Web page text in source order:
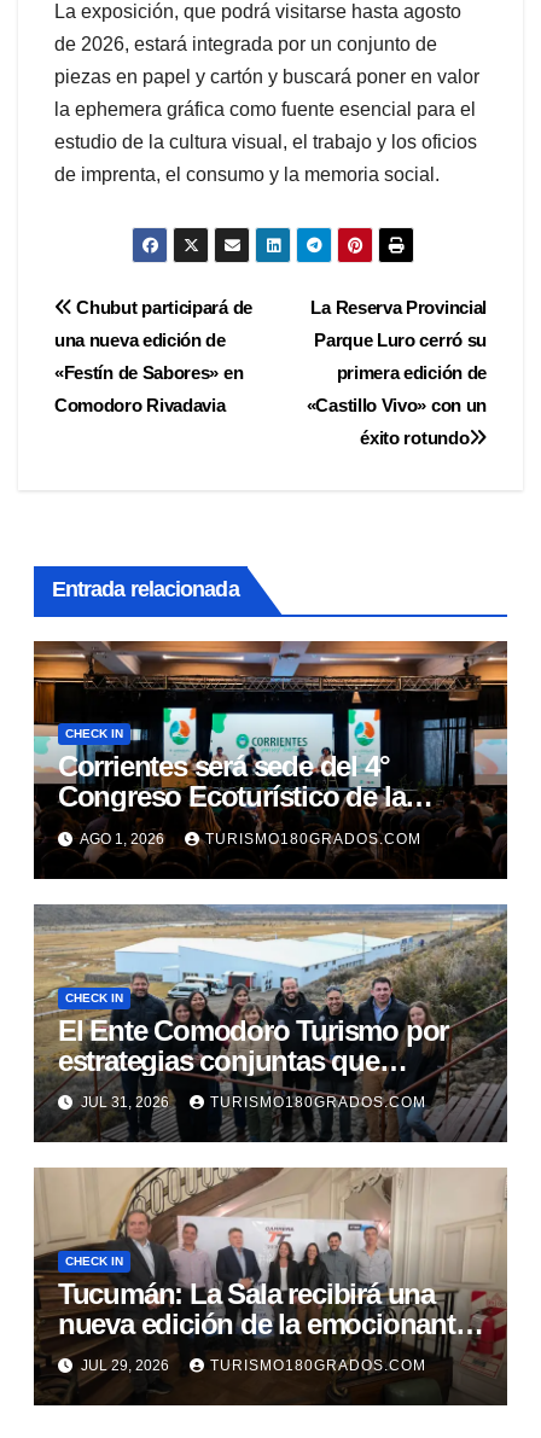
La exposición, que podrá visitarse hasta agosto
de 2026, estará integrada por un conjunto de
piezas en papel y cartón y buscará poner en valor
la ephemera gráfica como fuente esencial para el
estudio de la cultura visual, el trabajo y los oficios
de imprenta, el consumo y la memoria social.
Navegación
de
entradas
La Reserva Provincial
Parque Luro cerró su
primera edición de
«Castillo Vivo» con un
éxito rotundo
Chubut participará de
una nueva edición de
«Festín de Sabores» en
Comodoro Rivadavia
Entrada relacionada
CHECK IN
Corrientes será sede del 4°
Congreso Ecoturístico de la
Región Litoral
AGO 1, 2026 TURISMO180GRADOS.COM
CHECK IN
El Ente Comodoro Turismo por
estrategias conjuntas que
fortalezcan la actividad en la
región
JUL 31, 2026 TURISMO180GRADOS.COM
CHECK IN
Tucumán: La Sala recibirá una
nueva edición de la emocionante
Carrera TT
JUL 29, 2026 TURISMO180GRADOS.COM